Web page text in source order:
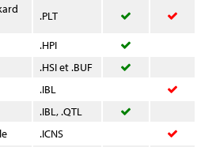
.PLT
.HPI
.HSI et .BUF
.IBL
.IBL, .QTL
.ICNS